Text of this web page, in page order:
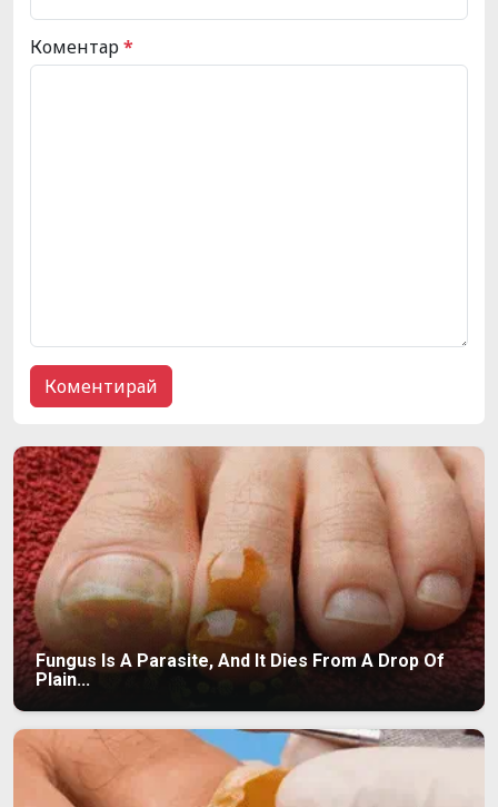
Коментар*
Fungus Is A Parasite, And It Dies From A Drop Of
Plain...